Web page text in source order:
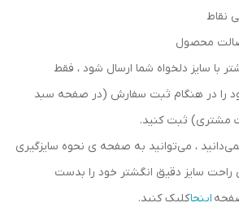
نقاط
محصول
با سایز دلخواه شما ارسال شود ، فقط
را در هنگام ثبت سفارش (در صفحه سبد
مشتری) ثبت کنید.
، می‌توانید به صفحه ی نحوه سایزگیری
سایز دقیق انگشتر خود را بدست
اینجاکلیک کنید.